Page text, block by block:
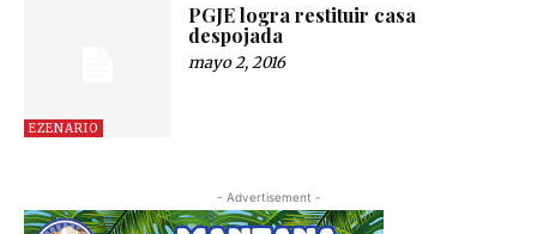
EZENARIO
PGJE logra restituir casa
despojada
mayo 2, 2016
- Advertisement -